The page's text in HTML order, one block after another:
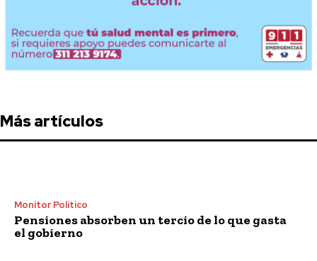
Más artículos
Monitor Político
Pensiones absorben un tercio de lo que gasta
el gobierno